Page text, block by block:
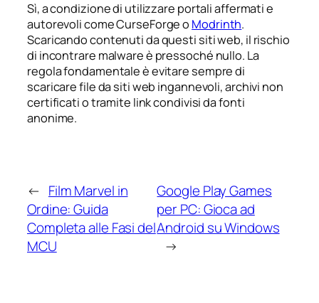
Sì, a condizione di utilizzare portali affermati e
autorevoli come CurseForge o Modrinth.
Scaricando contenuti da questi siti web, il rischio
di incontrare malware è pressoché nullo. La
regola fondamentale è evitare sempre di
scaricare file da siti web ingannevoli, archivi non
certificati o tramite link condivisi da fonti
anonime.
← Film Marvel in
Ordine: Guida
Completa alle Fasi del
MCU
Google Play Games
per PC: Gioca ad
Android su Windows
→